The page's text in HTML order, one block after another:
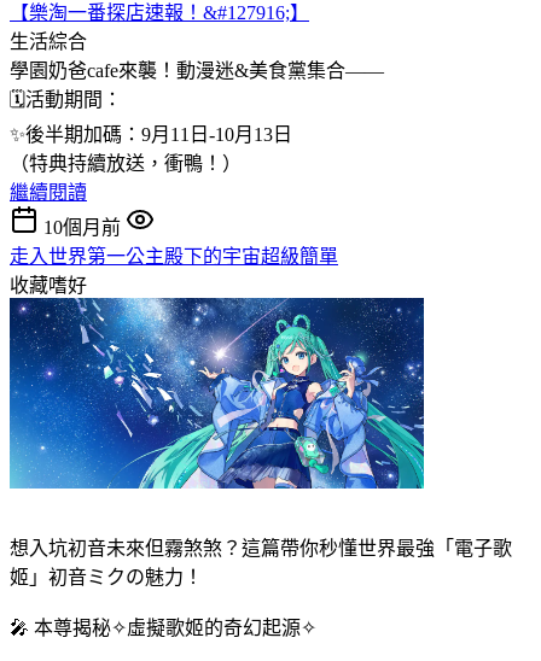
【樂淘一番探店速報！&#127916;】
生活綜合
學園奶爸cafe來襲！動漫迷&美食黨集合——
🗓️活動期間：
✨後半期加碼：9月11日-10月13日
（特典持續放送，衝鴨！）
繼續閱讀
10個月前
走入世界第一公主殿下的宇宙超級簡單
收藏嗜好
想入坑初音未來但霧煞煞？這篇帶你秒懂世界最強「電子歌
姬」初音ミクの魅力！
​🎤 本尊揭秘✧​虛擬歌姬的奇幻起源​✧​